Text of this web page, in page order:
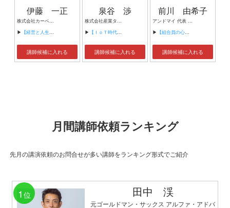
伊藤 一正
株式会社カーベル代表取締役社長 プロレスラーカーベル伊藤
▶ 【経営と人生がHappyになる3つのキーワード】
講師候補に入れる
泉谷 渉
株式会社産業タイムズ社 代表取締役会長 半導体産業新聞 特別編集委員
▶ 【ＩｏＴ時代にニッポンの製造業が一気に抜け出す！！ ～世界トップシェアのセンサーとロボットで戦え！】
講師候補に入れる
前川 由希子
アンドマイ 代表 組織活性化コンサルタント
▶ 【組合員の心をぐっと掴むコミュニケーション術～組合員が「あなたが言うなら」と動き出す３ステップ～】
講師候補に入れる
月間講師依頼ランキング
先月の講演依頼のお問合せが多い講師をランキング形式でご紹介
1 位 田中 渓
元ゴールドマン・サックス アルファ・アドバ